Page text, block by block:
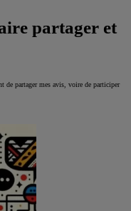
partager et
de partager mes avis, voire de participer